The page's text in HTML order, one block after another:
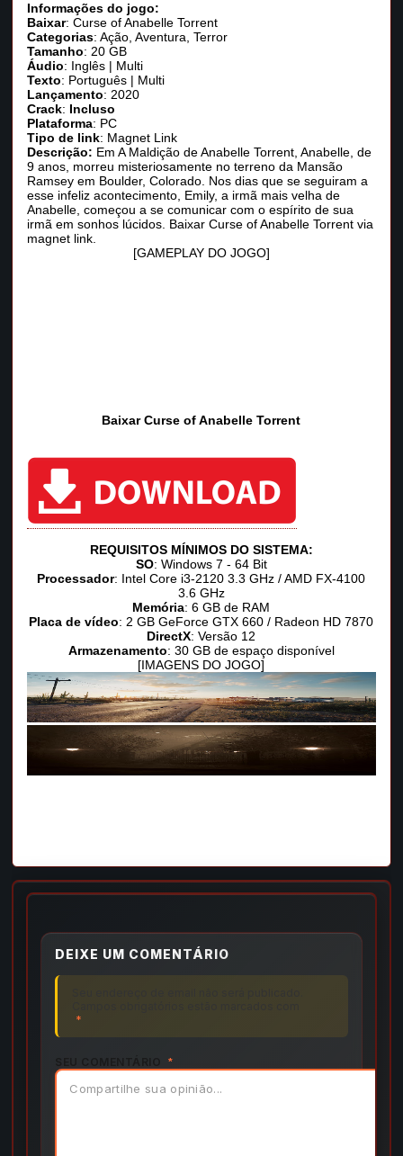
Informações do jogo:
Baixar: Curse of Anabelle Torrent
Categorias: Ação, Aventura, Terror
Tamanho: 20 GB
Áudio: Inglês | Multi
Texto: Português | Multi
Lançamento: 2020
Crack: Incluso
Plataforma: PC
Tipo de link: Magnet Link
Descrição: Em A Maldição de Anabelle Torrent, Anabelle, de
9 anos, morreu misteriosamente no terreno da Mansão
Ramsey em Boulder, Colorado. Nos dias que se seguiram a
esse infeliz acontecimento, Emily, a irmã mais velha de
Anabelle, começou a se comunicar com o espírito de sua
irmã em sonhos lúcidos. Baixar Curse of Anabelle Torrent via
magnet link.
[GAMEPLAY DO JOGO]
Baixar Curse of Anabelle Torrent
REQUISITOS MÍNIMOS DO SISTEMA:
SO: Windows 7 - 64 Bit
Processador: Intel Core i3-2120 3.3 GHz / AMD FX-4100
3.6 GHz
Memória: 6 GB de RAM
Placa de vídeo: 2 GB GeForce GTX 660 / Radeon HD 7870
DirectX: Versão 12
Armazenamento: 30 GB de espaço disponível
[IMAGENS DO JOGO]
DEIXE UM COMENTÁRIO
*
*